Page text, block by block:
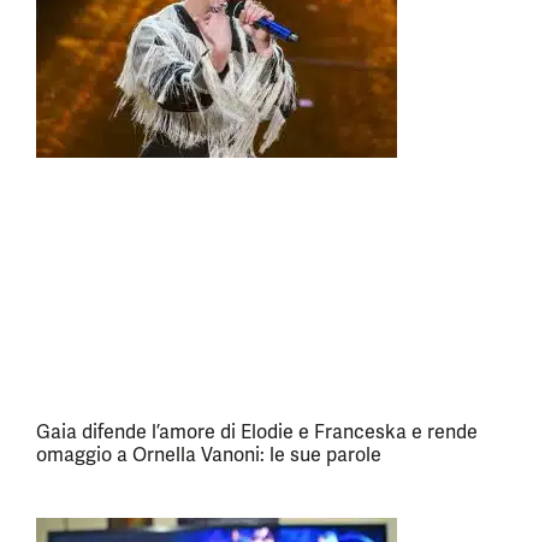
Gaia difende l’amore di Elodie e Franceska e rende
omaggio a Ornella Vanoni: le sue parole